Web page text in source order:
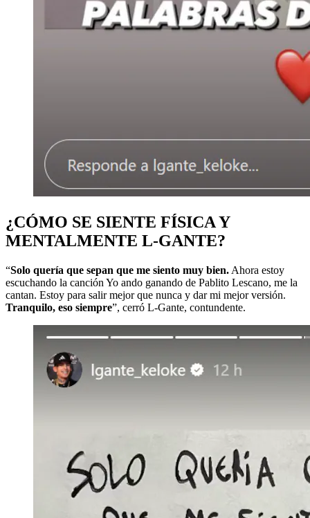
¿CÓMO SE SIENTE FÍSICA Y
MENTALMENTE L-GANTE?
“Solo quería que sepan que me siento muy bien. Ahora estoy
escuchando la canción Yo ando ganando de Pablito Lescano, me la
cantan. Estoy para salir mejor que nunca y dar mi mejor versión.
Tranquilo, eso siempre”, cerró L-Gante, contundente.